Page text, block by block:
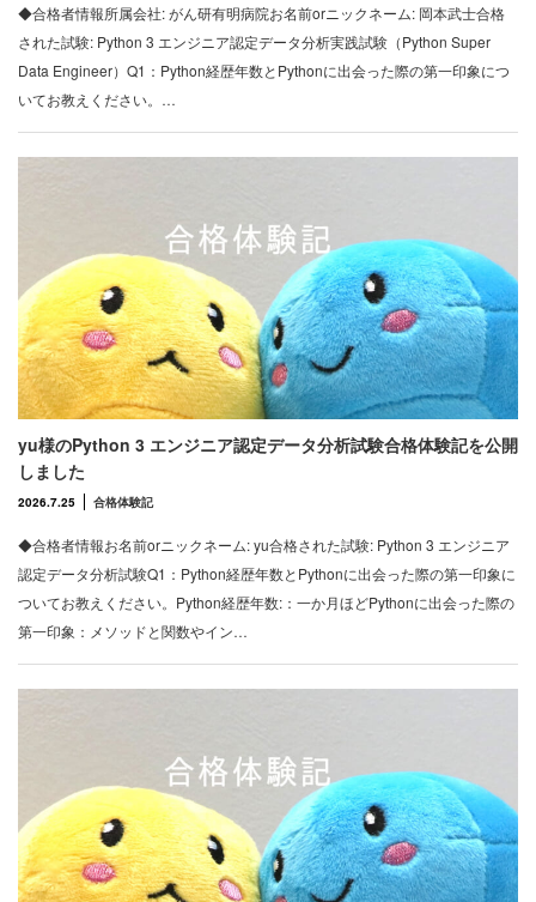
◆合格者情報所属会社: がん研有明病院お名前orニックネーム: 岡本武士合格
された試験: Python 3 エンジニア認定データ分析実践試験（Python Super
Data Engineer）Q1：Python経歴年数とPythonに出会った際の第一印象につ
いてお教えください。…
yu様のPython 3 エンジニア認定データ分析試験合格体験記を公開
しました
2026.7.25 合格体験記
◆合格者情報お名前orニックネーム: yu合格された試験: Python 3 エンジニア
認定データ分析試験Q1：Python経歴年数とPythonに出会った際の第一印象に
ついてお教えください。Python経歴年数:：一か月ほどPythonに出会った際の
第一印象：メソッドと関数やイン…